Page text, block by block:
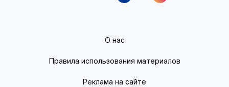
О нас
Правила использования материалов
Реклама на сайте